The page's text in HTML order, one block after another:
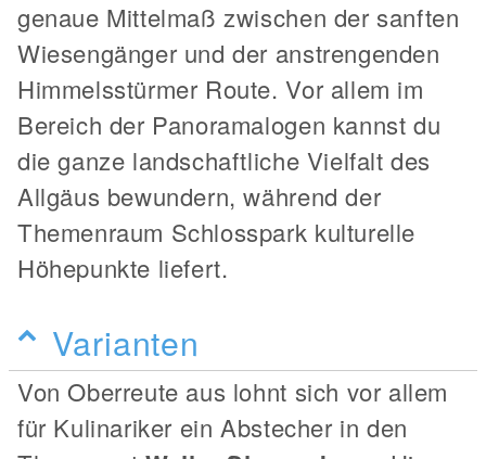
genaue Mittelmaß zwischen der sanften
Wiesengänger und der anstrengenden
Himmelsstürmer Route. Vor allem im
Bereich der Panoramalogen kannst du
die ganze landschaftliche Vielfalt des
Allgäus bewundern, während der
Themenraum Schlosspark kulturelle
Höhepunkte liefert.
Varianten
Von Oberreute aus lohnt sich vor allem
für Kulinariker ein Abstecher in den